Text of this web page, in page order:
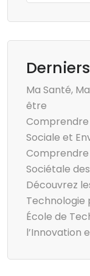
Ma Santé,
être
Comprendre
Sociale et
Comprendre
Sociétale
Découvrez
Technologie
École de
l’Innovation